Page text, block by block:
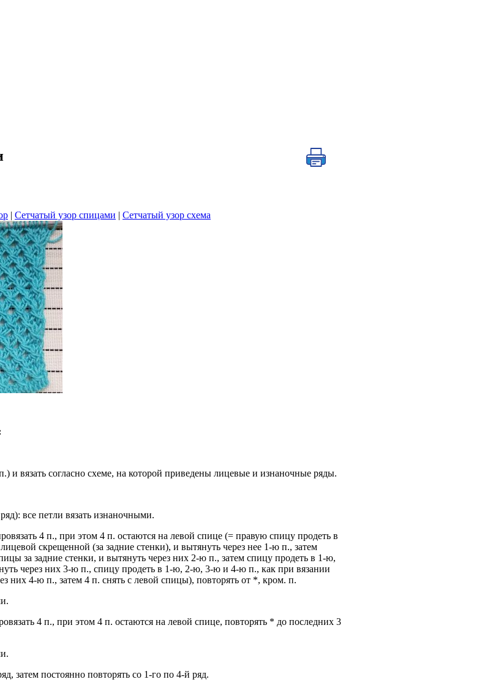
| Сетчатый узор спицами | Сетчатый узор схема
и вязать согласно схеме, на которой приведены лицевые и изнаночные ряды.
все петли вязать изнаночными.
4 п., при этом 4 п. остаются на левой спице (= правую спицу продеть в
скрещенной (за задние стенки), и вытянуть через нее 1-ю п., затем
за задние стенки, и вытянуть через них 2-ю п., затем спицу продеть в 1-ю,
через них 3-ю п., спицу продеть в 1-ю, 2-ю, 3-ю и 4-ю п., как при вязании
них 4-ю п., затем 4 п. снять с левой спицы), повторять от *, кром. п.
4 п., при этом 4 п. остаются на левой спице, повторять * до последних 3
затем постоянно повторять со 1-го по 4-й ряд.